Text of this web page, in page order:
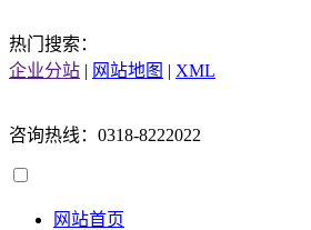
热门搜索：
企业分站 | 网站地图 | XML
咨询热线：0318-8222022
网站首页